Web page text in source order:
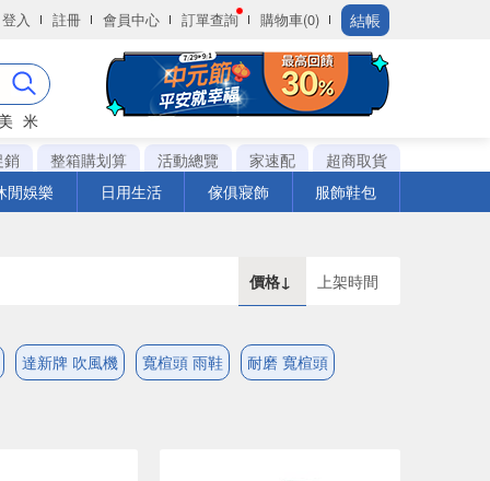
登入 註冊 會員中心 訂單查詢 購物車(0) 結帳
米
銷
整箱購划算 活動總覽 家速配
超商取貨
閒娛樂
日用生活 傢俱寢飾 服飾鞋包
價格↓ 上架時間
達新牌 吹風機 寬楦頭 雨鞋 耐磨 寬楦頭